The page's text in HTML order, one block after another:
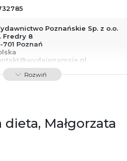
Poznańskie Sp. z o.o.
Fredry 8
701 Poznań
61 623 38 38
Rozwiń
Małgorzata